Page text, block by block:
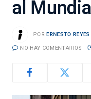
al
POR ERNESTO REYES
NO HAY COMENTARIOS